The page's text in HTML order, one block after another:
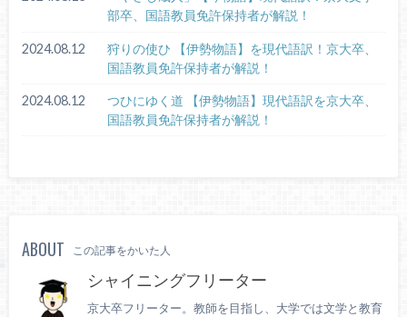
部卒、国語教員免許保持者が解説！
2024.08.12
狩りの使ひ 【伊勢物語】を現代語訳！京大卒、
国語教員免許保持者が解説！
2024.08.12
つひにゆく道 【伊勢物語】現代語訳を京大卒、
国語教員免許保持者が解説！
ABOUT この記事をかいた人
シャイニングフリーター
京大卒フリーター。教師を目指し、大学では文学と教育